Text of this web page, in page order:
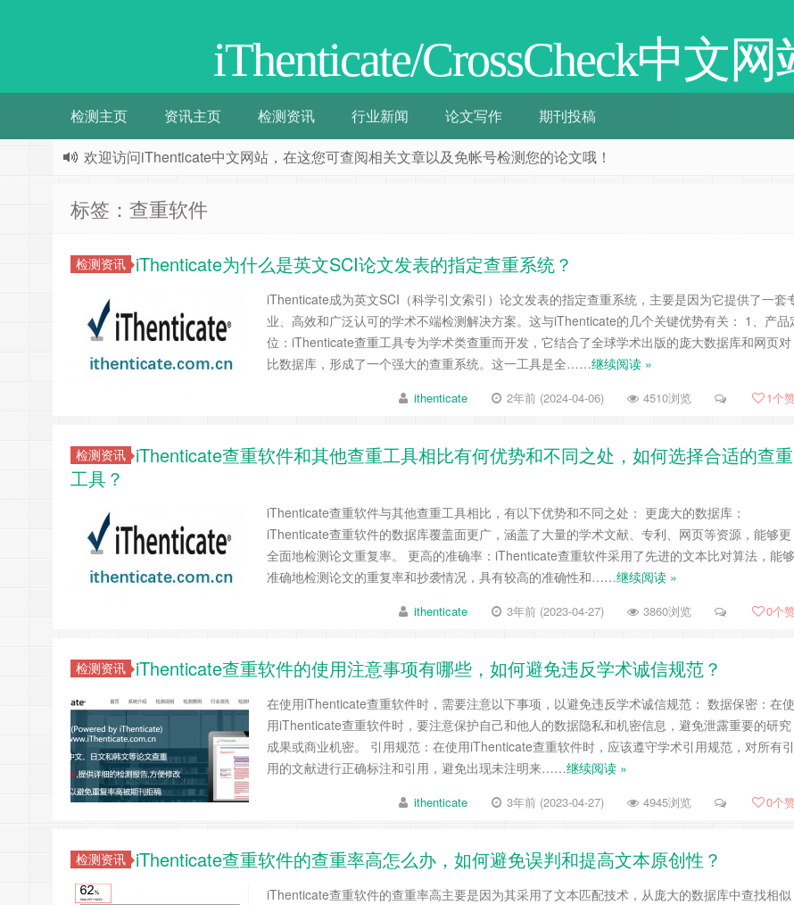
iThenticate/CrossCheck中文网
检测主页 资讯主页 检测资讯 行业新闻 论文写作 期刊投稿
欢迎访问iThenticate中文网站，在这您可查阅相关文章以及免帐号检测您的论文哦！
标签：查重软件
检测资讯 iThenticate为什么是英文SCI论文发表的指定查重系统？
iThenticate成为英文SCI（科学引文索引）论文发表的指定查重系统，主要是因为它提供了一套
业、高效和广泛认可的学术不端检测解决方案。这与iThenticate的几个关键优势有关： 1、产品
位：iThenticate查重工具专为学术类查重而开发，它结合了全球学术出版的庞大数据库和网页对
比数据库，形成了一个强大的查重系统。这一工具是全……继续阅读 »
ithenticate 2年前 (2024-04-06) 4510浏览 1个
检测资讯 iThenticate查重软件和其他查重工具相比有何优势和不同之处，如何选择合适的查重
工具？
iThenticate查重软件与其他查重工具相比，有以下优势和不同之处： 更庞大的数据库：
iThenticate查重软件的数据库覆盖面更广，涵盖了大量的学术文献、专利、网页等资源，能够更
全面地检测论文重复率。 更高的准确率：iThenticate查重软件采用了先进的文本比对算法，能够
准确地检测论文的重复率和抄袭情况，具有较高的准确性和……继续阅读 »
ithenticate 3年前 (2023-04-27) 3860浏览 0个
检测资讯 iThenticate查重软件的使用注意事项有哪些，如何避免违反学术诚信规范？
在使用iThenticate查重软件时，需要注意以下事项，以避免违反学术诚信规范： 数据保密：在使
用iThenticate查重软件时，要注意保护自己和他人的数据隐私和机密信息，避免泄露重要的研究
成果或商业机密。 引用规范：在使用iThenticate查重软件时，应该遵守学术引用规范，对所有引
用的文献进行正确标注和引用，避免出现未注明来……继续阅读 »
ithenticate 3年前 (2023-04-27) 4945浏览 0个
检测资讯 iThenticate查重软件的查重率高怎么办，如何避免误判和提高文本原创性？
iThenticate查重软件的查重率高主要是因为其采用了文本匹配技术，从庞大的数据库中查找相似